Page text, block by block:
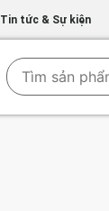
Tin tức & Sự kiện